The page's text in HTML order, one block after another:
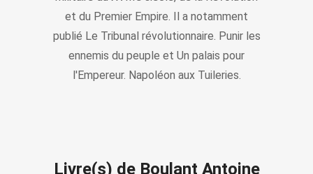
et du Premier Empire. Il a notamment
publié Le Tribunal révolutionnaire. Punir les
ennemis du peuple et Un palais pour
l'Empereur. Napoléon aux Tuileries.
Livre(s) de Boulant Antoine